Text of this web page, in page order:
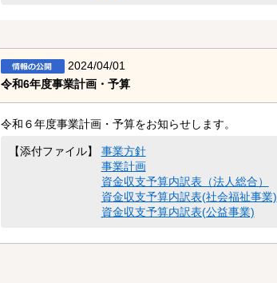
2024/04/01
令和6年度事業計画・予算
令和６年度事業計画・予算をお知らせします。
【添付ファイル】
事業方針
事業計画
資金収支予算内訳表（法人総合）
資金収支予算内訳表(社会福祉事業)
資金収支予算内訳表(公益事業)